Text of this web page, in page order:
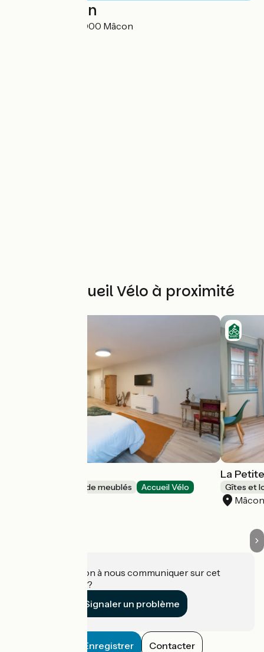
Localisation
Les Coursives 71000 Mâcon
Autres Accueil Vélo à proximité
Gîtes et locations de meublés Accueil Vélo
La
Gîtes et
Une information à nous communiquer sur cet
établissement ?
Signaler un problème
Enregistrer Contacter